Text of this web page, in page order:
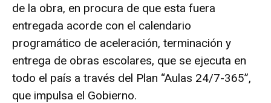
de la obra, en procura de que esta fuera
entregada acorde con el calendario
programático de aceleración, terminación y
entrega de obras escolares, que se ejecuta en
todo el país a través del Plan “Aulas 24/7-365”,
que impulsa el Gobierno.